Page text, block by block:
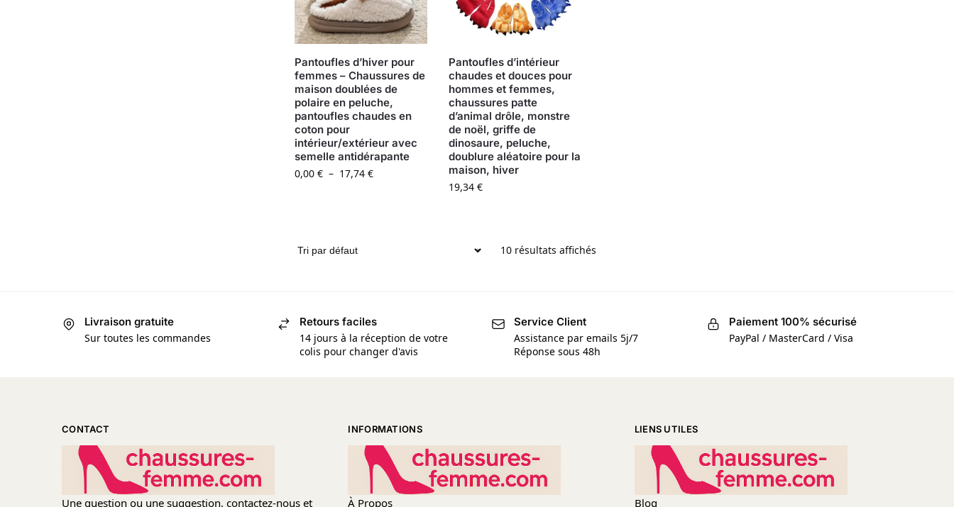
Pantoufles d’hiver pour
femmes – Chaussures de
maison doublées de
polaire en peluche,
pantoufles chaudes en
coton pour
intérieur/extérieur avec
semelle antidérapante
0,00 € – 17,74 €
Pantoufles d’intérieur
chaudes et douces pour
hommes et femmes,
chaussures patte
d’animal drôle, monstre
de noël, griffe de
dinosaure, peluche,
doublure aléatoire pour la
maison, hiver
19,34€
10 résultats affichés
Livraison gratuite
Sur toutes les commandes
Retours faciles
14 jours à la réception de votre
colis pour changer d'avis
Service Client
Assistance par emails 5j/7
Réponse sous 48h
Paiement 100% sécurisé
PayPal / MasterCard / Visa
CONTACT
Une question ou une suggestion, contactez-nous et
INFORMATIONS
À Propos
LIENS UTILES
Blog